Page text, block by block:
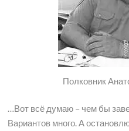
Полковник
…Вот всё думаю – чем бы
Вариантов много. А